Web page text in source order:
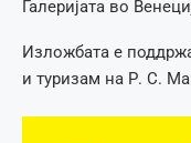
Галеријата во
Изложбата е
и туризам на Р. С.